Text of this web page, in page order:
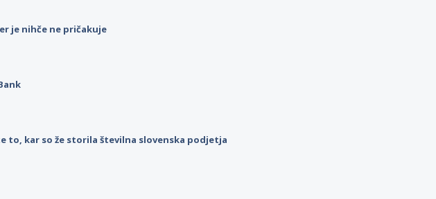
je nihče ne pričakuje
to, kar so že storila številna slovenska podjetja